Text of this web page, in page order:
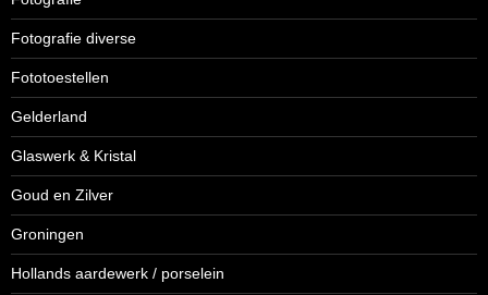
Fotografie diverse
Fototoestellen
Gelderland
Glaswerk & Kristal
Goud en Zilver
Groningen
Hollands aardewerk / porselein